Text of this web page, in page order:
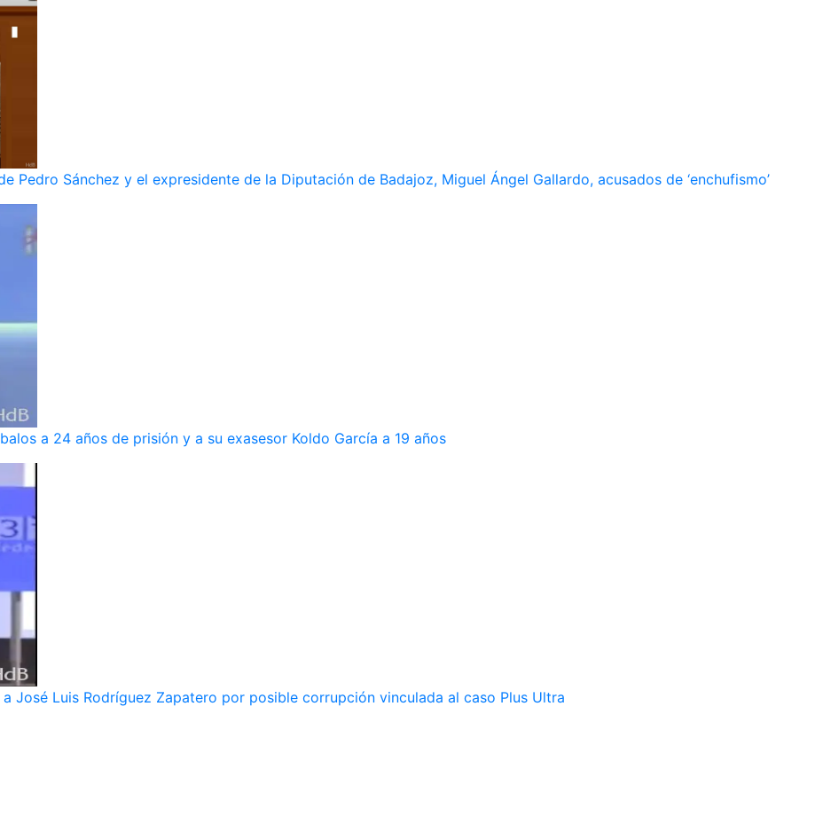
Pedro Sánchez y el expresidente de la Diputación de Badajoz, Miguel Ángel Gallardo, acusados de ‘enchufismo’
a 24 años de prisión y a su exasesor Koldo García a 19 años
José Luis Rodríguez Zapatero por posible corrupción vinculada al caso Plus Ultra